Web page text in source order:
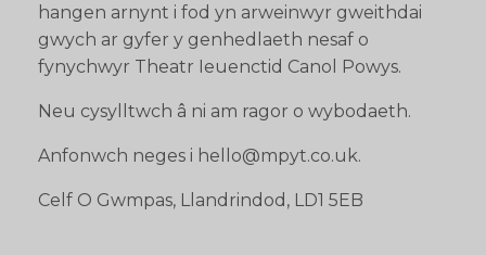
hangen arnynt i fod yn arweinwyr gweithdai
gwych ar gyfer y genhedlaeth nesaf o
fynychwyr Theatr Ieuenctid Canol Powys.
Neu cysylltwch â ni am ragor o wybodaeth.
Anfonwch neges i hello@mpyt.co.uk.
Celf O Gwmpas, Llandrindod, LD1 5EB